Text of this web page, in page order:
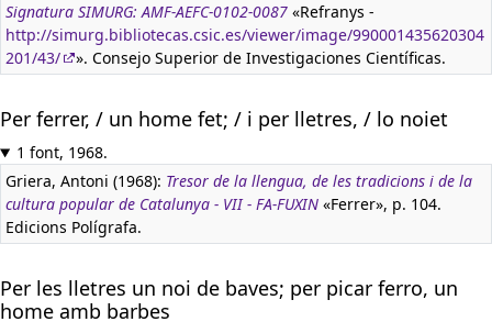
Signatura SIMURG: AMF-AEFC-0102-0087 «Refranys -
http://simurg.bibliotecas.csic.es/viewer/image/990001435620304
201/43/
». Consejo Superior de Investigaciones Científicas.
Per ferrer, / un home fet; / i per lletres, / lo noiet
1 font, 1968.
Griera, Antoni (1968): Tresor de la llengua, de les tradicions i de la
cultura popular de Catalunya - VII - FA-FUXIN «Ferrer», p. 104.
Edicions Polígrafa.
Per les lletres un noi de baves; per picar ferro, un
home amb barbes